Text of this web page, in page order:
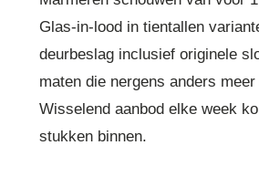
Glas-in-lood in tientallen
deurbeslag inclusief originele
maten die nergens anders
Wisselend aanbod elke week
stukken binnen.